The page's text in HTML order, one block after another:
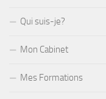
Qui suis-je?
Mon Cabinet
Mes Formations